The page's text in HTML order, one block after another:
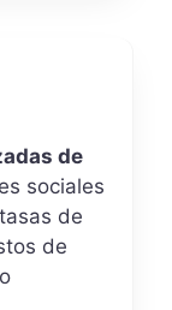
de
sociales
de
de